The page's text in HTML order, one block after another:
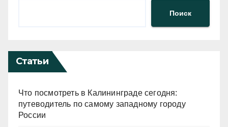
Поиск
Статьи
Что посмотреть в Калининграде сегодня:
путеводитель по самому западному городу
России